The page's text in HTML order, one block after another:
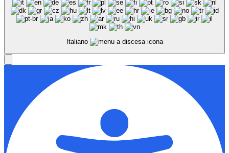
Italiano